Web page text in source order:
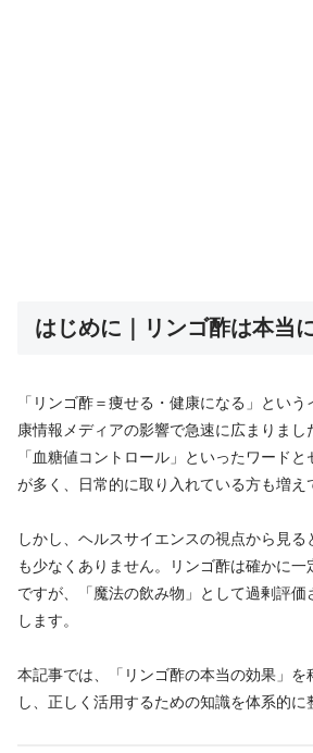
はじめに｜リンゴ酢は本当
「リンゴ酢＝痩せる・健康になる」とい
康情報メディアの影響で急速に広まりまし
「血糖値コントロール」といったワード
が多く、日常的に取り入れている方も増え
しかし、ヘルスサイエンスの視点から見
も少なくありません。リンゴ酢は確かに一
ですが、「魔法の飲み物」として過剰評
します。
本記事では、「リンゴ酢の本当の効果」を
し、正しく活用するための知識を体系的に